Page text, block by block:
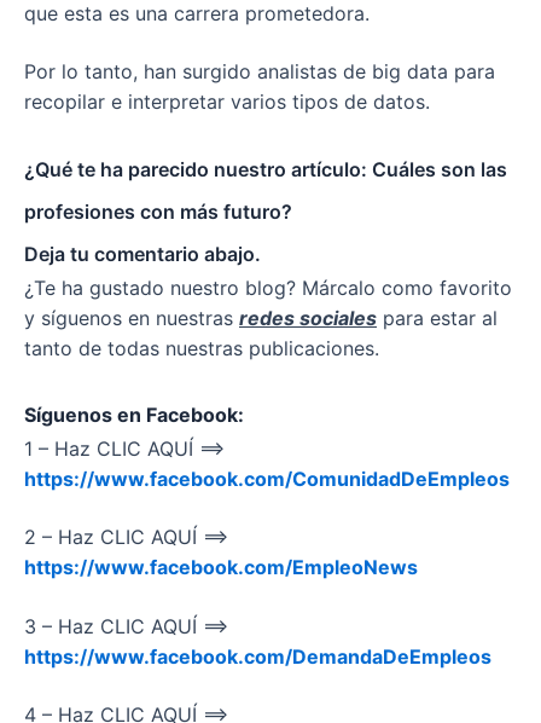
que esta es una carrera prometedora.
Por lo tanto, han surgido analistas de big data para
recopilar e interpretar varios tipos de datos.
¿Qué te ha parecido nuestro artículo: Cuáles son las
profesiones con más futuro?
Deja tu comentario abajo.
¿Te ha gustado nuestro blog? Márcalo como favorito
y síguenos en nuestras redes sociales para estar al
tanto de todas nuestras publicaciones.
Síguenos en Facebook:
1 – Haz CLIC AQUÍ ==>
https://www.facebook.com/ComunidadDeEmpleos
2 – Haz CLIC AQUÍ ==>
https://www.facebook.com/EmpleoNews
3 – Haz CLIC AQUÍ ==>
https://www.facebook.com/DemandaDeEmpleos
4 – Haz CLIC AQUÍ ==>